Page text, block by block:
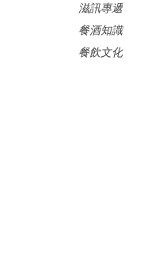
滋訊專遞
餐酒知識
餐飲文化